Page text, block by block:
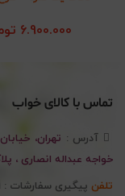
6.900.000
تماس با کالای خواب
آدرس : تهران،
خواجه عبداله انصاری ، پلاک
تلفن پیگیری سفارشات :